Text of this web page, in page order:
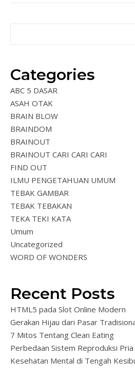
Categories
ABC 5 DASAR
ASAH OTAK
BRAIN BLOW
BRAINDOM
BRAINOUT
BRAINOUT CARI CARI CARI
FIND OUT
ILMU PENGETAHUAN UMUM
TEBAK GAMBAR
TEBAK TEBAKAN
TEKA TEKI KATA
Umum
Uncategorized
WORD OF WONDERS
Recent Posts
HTML5 pada Slot Online Modern
Gerakan Hijau dari Pasar
7 Mitos Tentang Clean Eating
Perbedaan Sistem Reproduksi Pria
Kesehatan Mental di Tengah